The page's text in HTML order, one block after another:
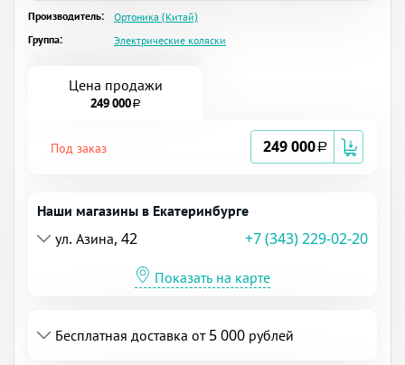
Производитель:
Ортоника (Китай)
Группа:
Электрические коляски
Цена продажи
249 000a
Под заказ 249 000a
Наши магазины в Екатеринбурге
ул. Азина, 42
+7 (343) 229-02-20
Показать на карте
Бесплатная доставка от 5 000 рублей